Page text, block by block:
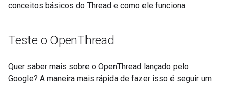
conceitos básicos do Thread e como ele funciona.
Teste o OpenThread
Quer saber mais sobre o OpenThread lançado pelo
Google? A maneira mais rápida de fazer isso é seguir um